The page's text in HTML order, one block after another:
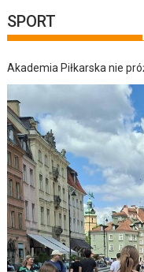
SPORT
Akademia Piłkarska nie